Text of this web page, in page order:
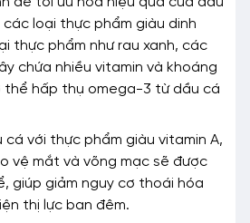
loại thực phẩm giàu dinh
thực phẩm như rau xanh, các
chứa nhiều vitamin và khoáng
hấp thụ omega-3 từ dầu cá
cá với thực phẩm giàu vitamin A,
vệ mắt và võng mạc sẽ được
giúp giảm nguy cơ thoái hóa
thị lực ban đêm.